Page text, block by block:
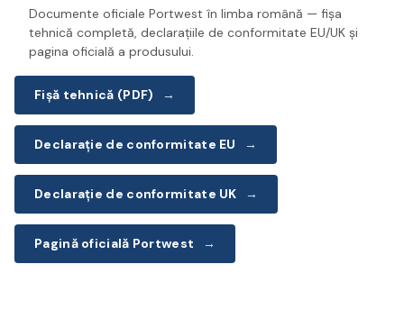
Documente oficiale Portwest în limba română — fișa
tehnică completă, declarațiile de conformitate EU/UK și
pagina oficială a produsului.
Fișă tehnică (PDF) →
Declarație de conformitate EU →
Declarație de conformitate UK →
Pagină oficială Portwest →